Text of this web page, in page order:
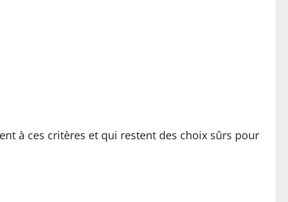
à ces critères et qui restent des choix sûrs pour